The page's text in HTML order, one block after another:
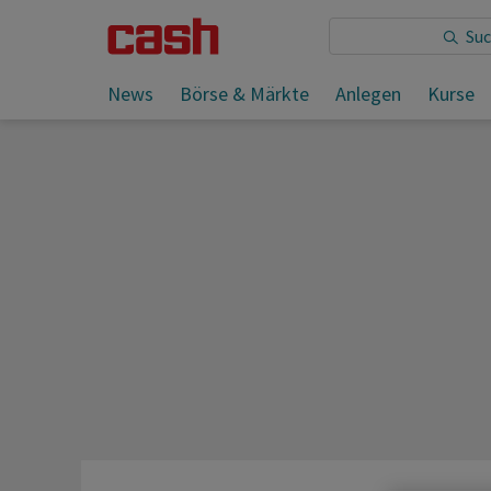
News Börse & Märkte Anlegen Kurse
Sie lesen: